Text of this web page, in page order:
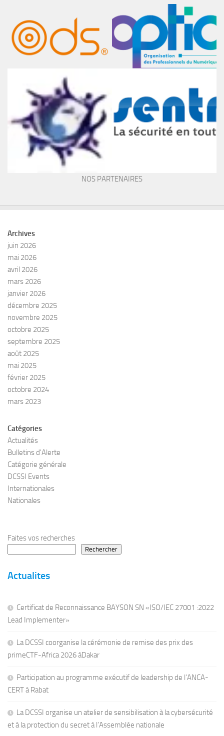
NOS PARTENAIRES
Archives
juin 2026
mai 2026
avril 2026
mars 2026
janvier 2026
décembre 2025
novembre 2025
octobre 2025
septembre 2025
août 2025
mai 2025
février 2025
octobre 2024
mars 2023
Catégories
Actualités
Bulletins d'Alerte
Catégorie générale
DCSSI Events
Internationales
Nationales
Faites vos recherches
Rechercher
Actualites
Certificat de Reconnaissance BAYSON SN «ISO/IEC 27001 :2022
Lead Implementer»
La DCSSI coorganise la cérémonie de remise des prix des
primeCTF-Africa 2026 àDakar
Participation au programme exécutif de leadership de l’ANCA-
CERT à Rabat
La DCSSI organise un atelier de sensibilisation à la cybersécurité
et à la protection du secret à l’Assemblée nationale